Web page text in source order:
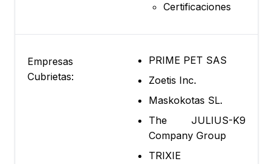
Certificaciones
Empresas
Cubrietas:
PRIME PET SAS
Zoetis Inc.
Maskokotas SL.
The JULIUS-K9
Company Group
TRIXIE